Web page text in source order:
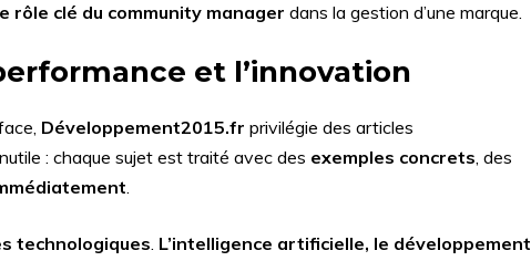
rôle clé du community manager dans la gestion d’une marque.
et l’innovation
Développement2015.fr privilégie des articles
: chaque sujet est traité avec des exemples concrets, des
.
technologiques. L’intelligence artificielle, le développement